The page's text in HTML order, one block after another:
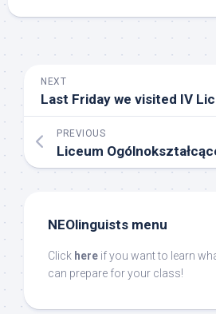
NEXT
PREVIOUS
NEOlinguists menu
Click here if you want to learn
can prepare for your class!